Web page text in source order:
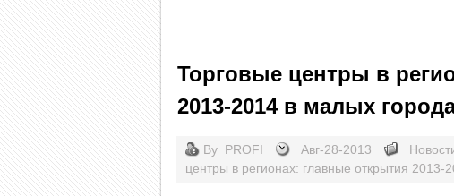
Торговые центры в
2013-2014 в малых
By PROFI Авг-28-2013
центры в регионах: главные открытия 2013-